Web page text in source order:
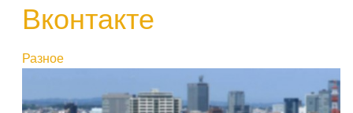
Вконтакте
Разное